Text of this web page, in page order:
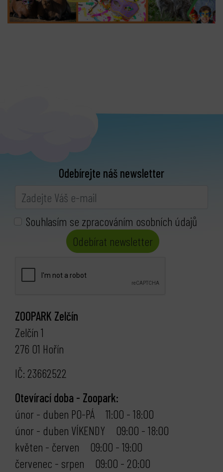
Odebírejte náš newsletter
Souhlasím se zpracováním osobních údajů
Odebírat newsletter
ZOOPARK Zelčín
Zelčín 1
276 01 Hořín
IČ: 23662522
Otevírací doba - Zoopark:
únor - duben PO-PÁ 11:00 - 18:00
únor - duben VÍKENDY 09:00 - 18:00
květen - červen 09:00 - 19:00
červenec - srpen 09:00 - 20:00